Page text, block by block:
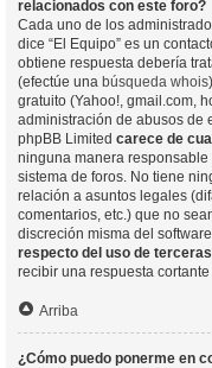
relacionados con este foro?
Cada uno de los
dice “El Equipo” es un
obtiene respuesta debería
(efectúe una búsqueda whois
gratuito (Yahoo!, gmail.com,
administración de abusos de
phpBB Limited carece de
ninguna manera
sistema de foros. No tiene
relación a asuntos legales
comentarios, etc.) que no
discreción misma del
respecto del uso de
recibir una respuesta
Arriba
¿Cómo puedo ponerme en